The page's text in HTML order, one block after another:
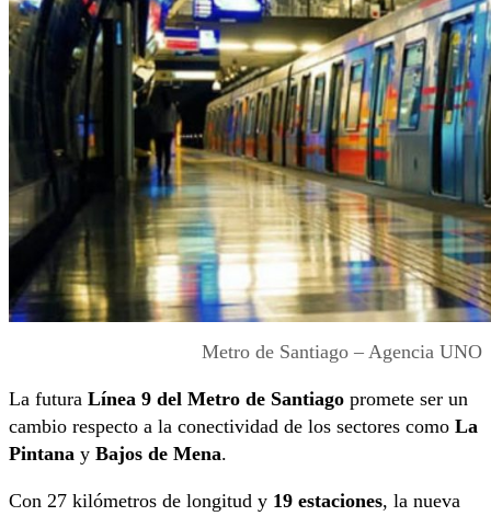
Metro de Santiago – Agencia UNO
La futura Línea 9 del Metro de Santiago promete ser un
cambio respecto a la conectividad de los sectores como La
Pintana y Bajos de Mena.
Con 27 kilómetros de longitud y 19 estaciones, la nueva